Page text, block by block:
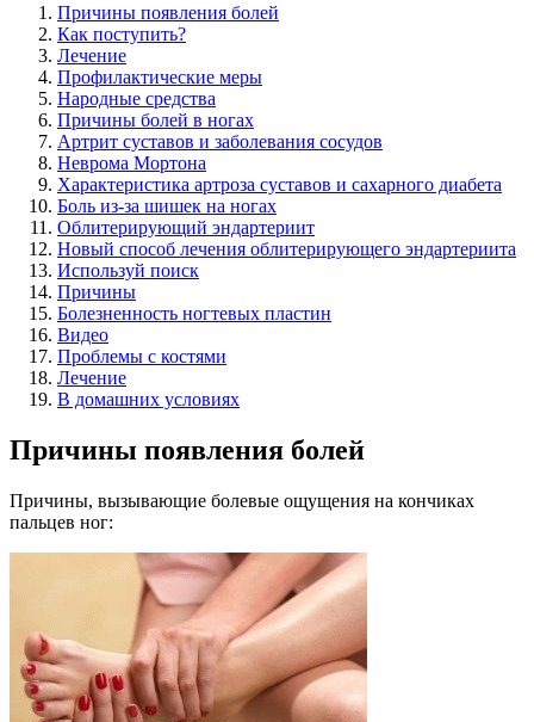
Причины появления болей
Как поступить?
Лечение
Профилактические меры
Народные средства
Причины болей в ногах
Артрит суставов и заболевания сосудов
Неврома Мортона
Характеристика артроза суставов и сахарного диабета
Боль из-за шишек на ногах
Облитерирующий эндартериит
Новый способ лечения облитерирующего эндартериита
Используй поиск
Причины
Болезненность ногтевых пластин
Видео
Проблемы с костями
Лечение
В домашних условиях
Причины появления болей
Причины, вызывающие болевые ощущения на кончиках
пальцев ног: